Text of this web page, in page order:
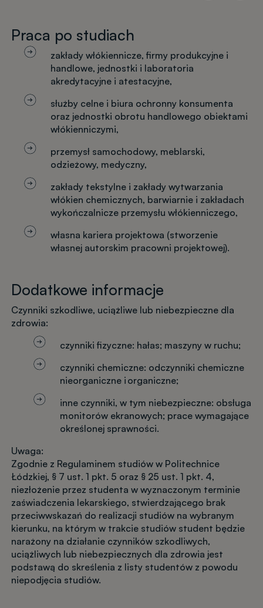
Praca po studiach
zakłady włókiennicze, firmy produkcyjne i
handlowe, jednostki i laboratoria
akredytacyjne i atestacyjne,
służby celne i biura ochronny konsumenta
oraz jednostki obrotu handlowego obiektami
włókienniczymi,
przemysł samochodowy, meblarski,
odzieżowy, medyczny,
zakłady tekstylne i zakłady wytwarzania
włókien chemicznych, barwiarnie i zakładach
wykończalnicze przemysłu włókienniczego,
własna kariera projektowa (stworzenie
własnej autorskim pracowni projektowej).
Dodatkowe informacje
Czynniki szkodliwe, uciążliwe lub niebezpieczne dla
zdrowia:
czynniki fizyczne: hałas; maszyny w ruchu;
czynniki chemiczne: odczynniki chemiczne
nieorganiczne i organiczne;
inne czynniki, w tym niebezpieczne: obsługa
monitorów ekranowych; prace wymagające
określonej sprawności.
Uwaga:
Zgodnie z Regulaminem studiów w Politechnice
Łódzkiej, § 7 ust. 1 pkt. 5 oraz § 25 ust. 1 pkt. 4,
niezłożenie przez studenta w wyznaczonym terminie
zaświadczenia lekarskiego, stwierdzającego brak
przeciwwskazań do realizacji studiów na wybranym
kierunku, na którym w trakcie studiów student będzie
narażony na działanie czynników szkodliwych,
uciążliwych lub niebezpiecznych dla zdrowia jest
podstawą do skreślenia z listy studentów z powodu
niepodjęcia studiów.